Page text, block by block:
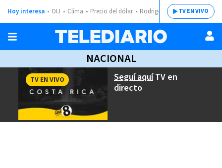
Hoy interesa OIJ Clima Precio del dólar Rodrigo ChavesTV EN VIVO
NACIONAL
Seguí aquíTV en
directo
TV EN VIVO